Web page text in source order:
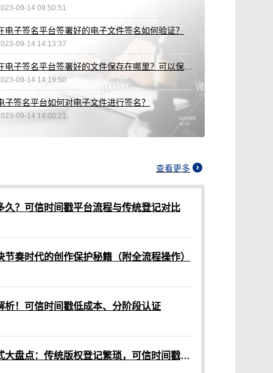
09-14 09:50:51
电子签名平台签署好的电子文件签名如何验证？
09-14 14:13:37
09-14 14:19:50
子签名平台如何对电子文件进行签名？
09-14 14:00:21
查看更多
久？可信时间戳平台流程与传统登记对比
奏时代的创作保护秘籍（附全流程操作）
析！可信时间戳低成本、分阶段认证
原创作品版权保护申请方式大盘点：传统版权登记繁琐，可信时间戳认证一站式解决多场景需求